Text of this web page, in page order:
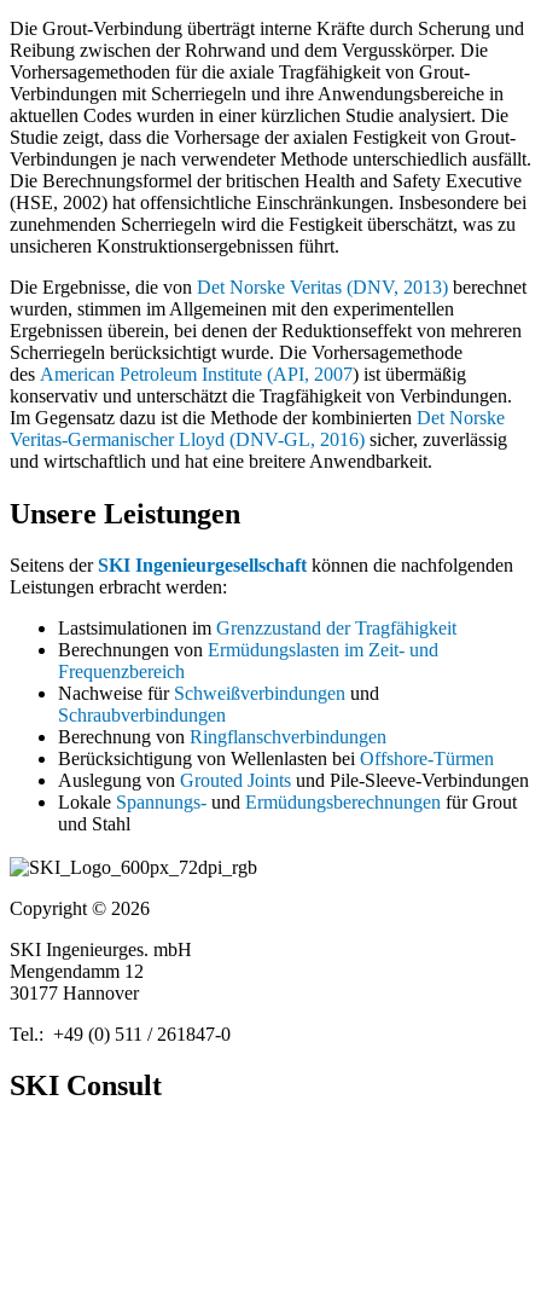
Die Grout-Verbindung überträgt interne Kräfte durch Scherung und
Reibung zwischen der Rohrwand und dem Vergusskörper. Die
Vorhersagemethoden für die axiale Tragfähigkeit von Grout-
Verbindungen mit Scherriegeln und ihre Anwendungsbereiche in
aktuellen Codes wurden in einer kürzlichen Studie analysiert. Die
Studie zeigt, dass die Vorhersage der axialen Festigkeit von Grout-
Verbindungen je nach verwendeter Methode unterschiedlich ausfällt.
Die Berechnungsformel der britischen Health and Safety Executive
(HSE, 2002) hat offensichtliche Einschränkungen. Insbesondere bei
zunehmenden Scherriegeln wird die Festigkeit überschätzt, was zu
unsicheren Konstruktionsergebnissen führt.
Die Ergebnisse, die von Det Norske Veritas (DNV, 2013) berechnet
wurden, stimmen im Allgemeinen mit den experimentellen
Ergebnissen überein, bei denen der Reduktionseffekt von mehreren
Scherriegeln berücksichtigt wurde. Die Vorhersagemethode
des American Petroleum Institute (API, 2007) ist übermäßig
konservativ und unterschätzt die Tragfähigkeit von Verbindungen.
Im Gegensatz dazu ist die Methode der kombinierten Det Norske
Veritas-Germanischer Lloyd (DNV-GL, 2016) sicher, zuverlässig
und wirtschaftlich und hat eine breitere Anwendbarkeit.
Unsere Leistungen
Seitens derSKI Ingenieurgesellschaft können die nachfolgenden
Leistungen erbracht werden:
Lastsimulationen im Grenzzustand der Tragfähigkeit
Berechnungen von Ermüdungslasten im Zeit- und
Frequenzbereich
Nachweise für Schweißverbindungen und
Schraubverbindungen
Berechnung von Ringflanschverbindungen
Berücksichtigung von Wellenlasten bei Offshore-Türmen
Auslegung von Grouted Joints und Pile-Sleeve-Verbindungen
Lokale Spannungs- und Ermüdungsberechnungen für Grout
und Stahl
Copyright © 2026
SKI Ingenieurges. mbH
Mengendamm 12
30177 Hannover
Tel.: +49 (0) 511 / 261847-0
SKI Consult